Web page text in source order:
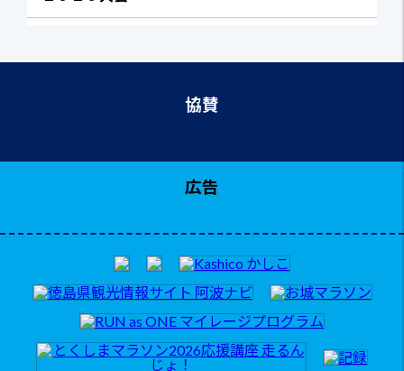
協賛
広告